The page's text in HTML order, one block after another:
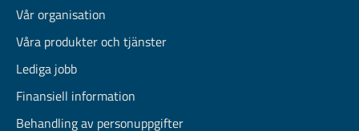
Vår organisation
Våra produkter och tjänster
Lediga jobb
Finansiell information
Behandling av personuppgifter